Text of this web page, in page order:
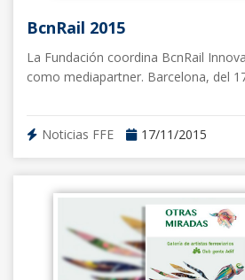
BcnRail 2015
La Fundación coordina BcnRail
como mediapartner. Barcelona, del
Noticias FFE 17/11/2015